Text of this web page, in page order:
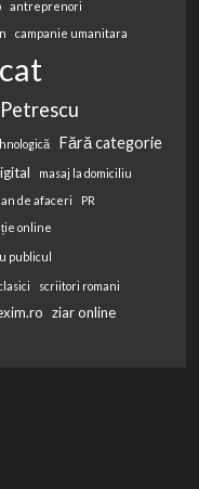
antreprenori
campanie umanitara
Fără categorie
masaj la domiciliu
de afaceri
PR
online
publicul
scriitori romani
ziar online